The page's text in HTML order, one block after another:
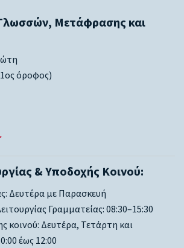
Μετάφρασης και
όροφος)
& Υποδοχής Κοινού:
Δευτέρα με Παρασκευή
Γραμματείας: 08:30–15:30
κοινού: Δευτέρα, Τετάρτη και
έως 12:00